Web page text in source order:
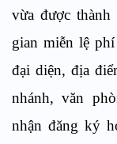
vừa được
gian miễn lệ
đại diện, địa
nhánh, văn
nhận đăng ký